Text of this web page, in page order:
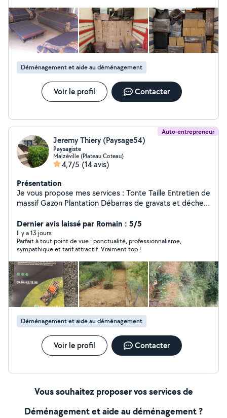
Déménagement et aide au déménagement
Voir le profil Contacter
Auto-entrepreneur
Jeremy Thiery (Paysage54)
Paysagiste
Malzéville (Plateau Coteau)
4,7/5 (14 avis)
Présentation
Je vous propose mes services : Tonte Taille Entretien de
massif Gazon Plantation Débarras de gravats et déchet
Dernier avis laissé par Romain : 5/5
Il y a 13 jours
Parfait à tout point de vue : ponctualité, professionnalisme,
sympathique et tarif attractif. Vraiment top !
Déménagement et aide au déménagement
Voir le profil Contacter
Vous souhaitez proposer vos services de
Déménagement et aide au déménagement ?